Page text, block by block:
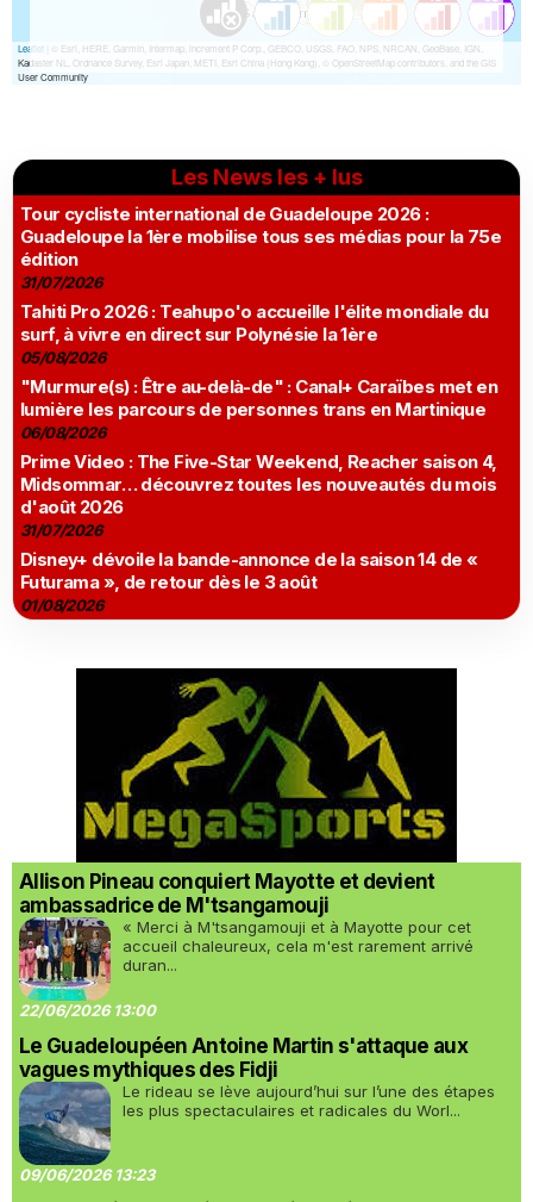
Les News les + lus
Tour cycliste international de Guadeloupe 2026 :
Guadeloupe la 1ère mobilise tous ses médias pour la 75e
édition
31/07/2026
Tahiti Pro 2026 : Teahupo'o accueille l'élite mondiale du
surf, à vivre en direct sur Polynésie la 1ère
05/08/2026
"Murmure(s) : Être au-delà-de" : Canal+ Caraïbes met en
lumière les parcours de personnes trans en Martinique
06/08/2026
Prime Video : The Five-Star Weekend, Reacher saison 4,
Midsommar… découvrez toutes les nouveautés du mois
d'août 2026
31/07/2026
Disney+ dévoile la bande-annonce de la saison 14 de «
Futurama », de retour dès le 3 août
01/08/2026
Allison Pineau conquiert Mayotte et devient
ambassadrice de M'tsangamouji
« Merci à M'tsangamouji et à Mayotte pour cet
accueil chaleureux, cela m'est rarement arrivé
duran...
22/06/2026 13:00
Le Guadeloupéen Antoine Martin s'attaque aux
vagues mythiques des Fidji
Le rideau se lève aujourd’hui sur l’une des étapes
les plus spectaculaires et radicales du Worl...
09/06/2026 13:23